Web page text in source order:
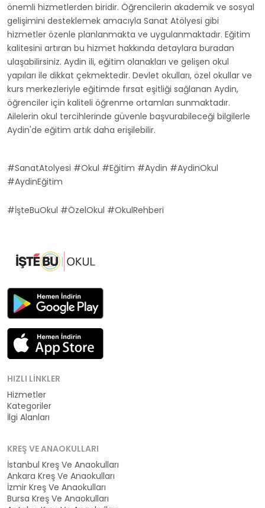
önemli hizmetlerden biridir. Öğrencilerin akademik ve sosyal
gelişimini desteklemek amacıyla Sanat Atölyesi gibi
hizmetler özenle planlanmakta ve uygulanmaktadır. Eğitim
kalitesini artıran bu hizmet hakkında detaylara buradan
ulaşabilirsiniz. Aydin ili, eğitim olanakları ve gelişen okul
yapıları ile dikkat çekmektedir. Devlet okulları, özel okullar ve
kurs merkezleriyle eğitimde fırsat eşitliği sağlanan Aydin,
öğrenciler için kaliteli öğrenme ortamları sunmaktadır.
Ailelerin okul tercihlerinde güvenle başvurabileceği bilgilerle
Aydin'de eğitim artık daha erişilebilir.
#SanatAtolyesi #Okul #Eğitim #Aydin #AydinOkul
#AydinEğitim
#İşteBuOkul #ÖzelOkul #OkulRehberi
HIZLI LINKLER
Hizmetler
Kategoriler
İlgi Alanları
KREŞ VE ANAOKULLARI
İstanbul Kreş Ve Anaokulları
Ankara Kreş Ve Anaokulları
İzmir Kreş Ve Anaokulları
Bursa Kreş Ve Anaokulları